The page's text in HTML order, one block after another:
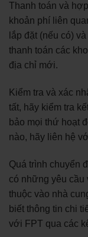
Thanh toán và
khoản phí liên
lắp đặt (nếu có)
thanh toán các
địa chỉ mới.
Kiểm tra và xác
tất, hãy kiểm tra
bảo mọi thứ hoạt
nào, hãy liên hệ
Quá trình chuyển
có những yêu cầu
thuộc vào nhà
biết thông tin chi
với FPT qua các